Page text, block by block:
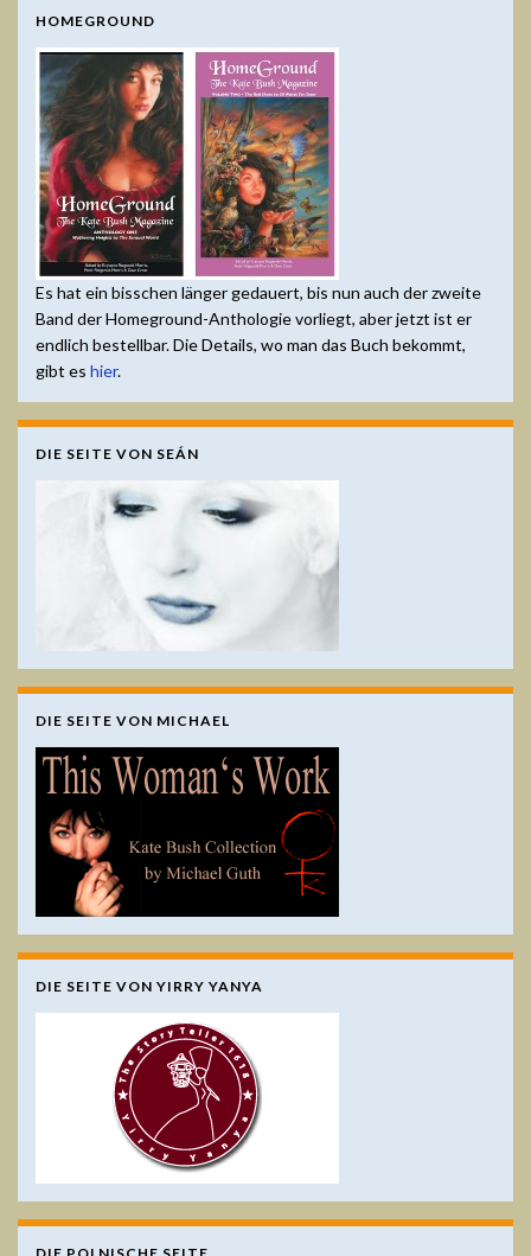
HOMEGROUND
Es hat ein bisschen länger gedauert, bis nun auch der zweite
Band der Homeground-Anthologie vorliegt, aber jetzt ist er
endlich bestellbar. Die Details, wo man das Buch bekommt,
gibt es hier.
DIE SEITE VON SEÁN
DIE SEITE VON MICHAEL
DIE SEITE VON YIRRY YANYA